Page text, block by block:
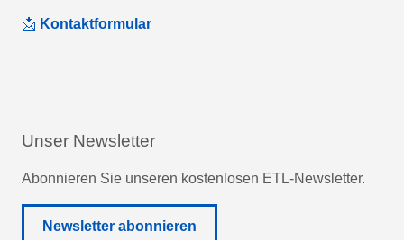
📩 Kontaktformular
Unser Newsletter
Abonnieren Sie unseren kostenlosen ETL-Newsletter.
Newsletter abonnieren